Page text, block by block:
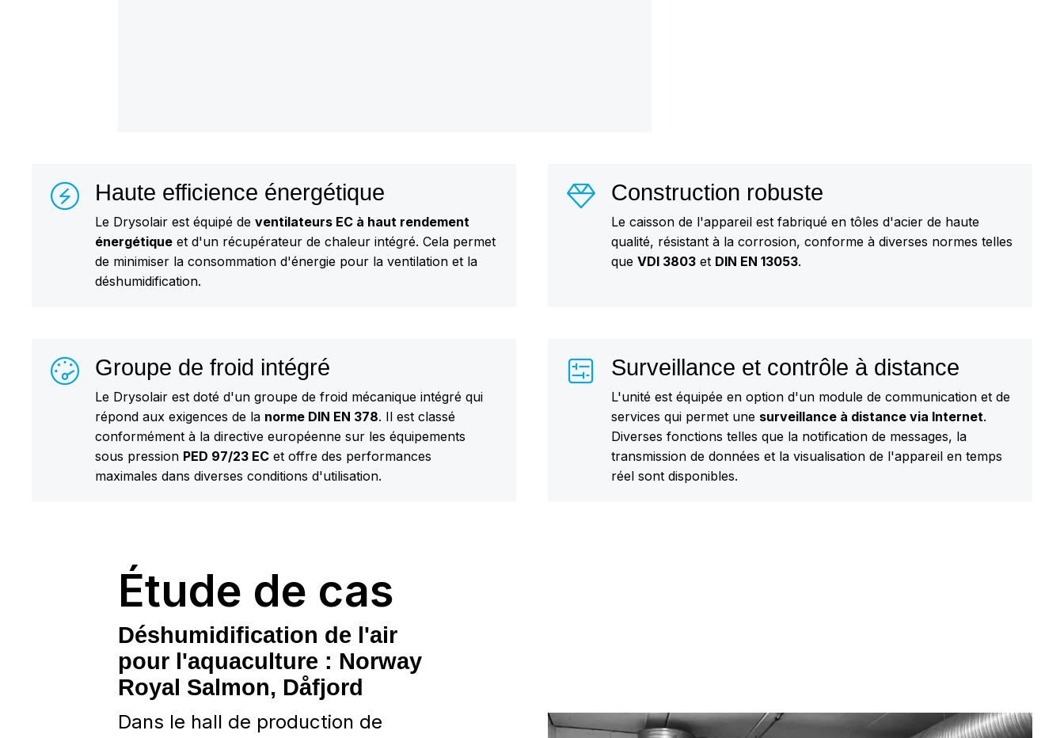
Haute efficience énergétique
Le Drysolair est équipé de ventilateurs EC à haut rendement
énergétique et d'un récupérateur de chaleur intégré. Cela permet
de minimiser la consommation d'énergie pour la ventilation et la
déshumidification.
Construction robuste
Le caisson de l'appareil est fabriqué en tôles d'acier de haute
qualité, résistant à la corrosion, conforme à diverses normes telles
que VDI 3803 et DIN EN 13053.
Groupe de froid intégré
Le Drysolair est doté d'un groupe de froid mécanique intégré qui
répond aux exigences de la norme DIN EN 378. Il est classé
conformément à la directive européenne sur les équipements
sous pression PED 97/23 EC et offre des performances
maximales dans diverses conditions d'utilisation.
Surveillance et contrôle à distance
L'unité est équipée en option d'un module de communication et de
services qui permet une surveillance à distance via Internet.
Diverses fonctions telles que la notification de messages, la
transmission de données et la visualisation de l'appareil en temps
réel sont disponibles.
Étude de cas
Déshumidification de l'air
pour l'aquaculture : Norway
Royal Salmon, Dåfjord
Dans le hall de production de